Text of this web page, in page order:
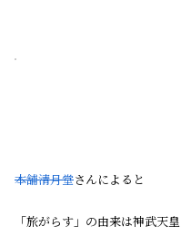
本舗清月堂さんによると
「旅がらす」の由来は神武天